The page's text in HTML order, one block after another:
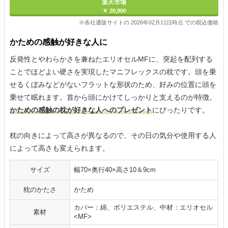
楽天市場
￥ 20,900
※各社通販サイトの 2026年02月11日時点 での税込価格
かための感触が好きな人に
反発性とやわらかさを兼ねたエリオセルMFに、突起を配列する
ことでほどよい硬さを実現したマニフレックスの枕です。頭を乗
せるくぼみなどがないフラットな形状のため、好みの位置に頭を
乗せて眠れます。首から頭にかけてしっかりと支えるのが特徴。
かための感触の枕が好きな人へのプレゼントにぴったりです。
枕の向きによって高さが異なるので、その日の気分や使用する人
によって高さも変えられます。
サイズ 幅70×奥行40×高さ10＆9cm
枕のかたさ かため
素材
カバー：綿、ポリエステル、中材：エリオセル
<MF>